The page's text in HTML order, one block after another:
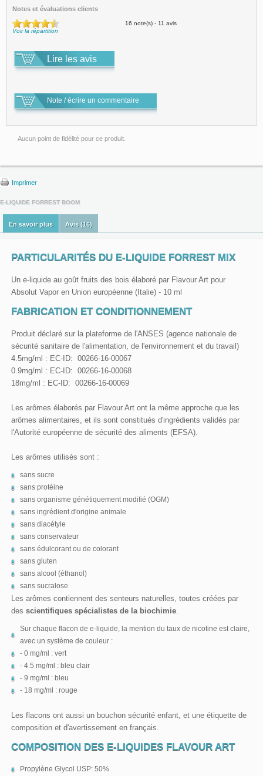
Notes et évaluations clients
16 note(s) - 11 avis
Voir la répartition
Lire les avis
Note / écrire un commentaire
Aucun point de fidélité pour ce produit.
Imprimer
E-LIQUIDE FORREST BOOM
En savoir plus Avis (16)
PARTICULARITÉS DU E-LIQUIDE FORREST MIX
Un e-liquide au goût fruits des bois élaboré par Flavour Art pour
Absolut Vapor en Union européenne (Italie) - 10 ml
FABRICATION ET CONDITIONNEMENT
Produit déclaré sur la plateforme de l'ANSES (agence nationale de
sécurité sanitaire de l'alimentation, de l'environnement et du travail)
4.5mg/ml : EC-ID: 00266-16-00067
0.9mg/ml : EC-ID: 00266-16-00068
18mg/ml : EC-ID: 00266-16-00069
Les arômes élaborés par Flavour Art ont la même approche que les
arômes alimentaires, et ils sont constitués d'ingrédients validés par
l'Autorité européenne de sécurité des aliments (EFSA).
Les arômes utilisés sont :
sans sucre
sans protéine
sans organisme génétiquement modifié (OGM)
sans ingrédient d'origine animale
sans diacétyle
sans conservateur
sans édulcorant ou de colorant
sans gluten
sans alcool (éthanol)
sans sucralose
Les arômes contiennent des senteurs naturelles, toutes créées par
des scientifiques spécialistes de la biochimie
Sur chaque flacon de e-liquide, la mention du taux de nicotine est claire,
avec un système de couleur :
- 0 mg/ml : vert
- 4.5 mg/ml : bleu clair
- 9 mg/ml : bleu
- 18 mg/ml : rouge
Les flacons ont aussi un bouchon sécurité enfant, et une étiquette de
composition et d'avertissement en français.
COMPOSITION DES E-LIQUIDES FLAVOUR ART
Propylène Glycol USP: 50%